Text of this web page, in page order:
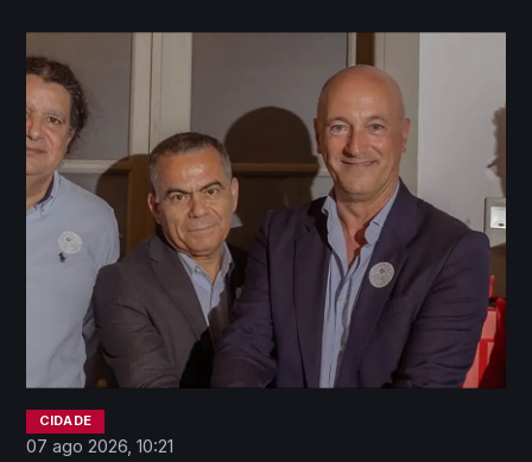
politicamente". No entanto, não descarta
“processo mais abrangente com concurso” no
futuro.
CIDADE
07 ago 2026, 10:21